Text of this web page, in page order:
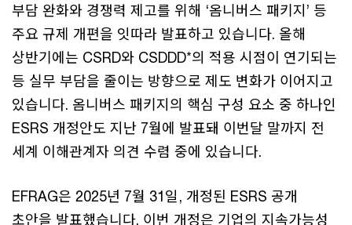
부담 완화와 경쟁력 제고를 위해 ‘옴니버스 패키지’ 등
주요 규제 개편을 잇따라 발표하고 있습니다. 올해
상반기에는 CSRD와 CSDDD*의 적용 시점이 연기되는
등 실무 부담을 줄이는 방향으로 제도 변화가 이어지고
있습니다. 옴니버스 패키지의 핵심 구성 요소 중 하나인
ESRS 개정안도 지난 7월에 발표돼 이번달 말까지 전
세계 이해관계자 의견 수렴 중에 있습니다.
EFRAG은 2025년 7월 31일, 개정된 ESRS 공개
초안을 발표했습니다. 이번 개정은 기업의 지속가능성